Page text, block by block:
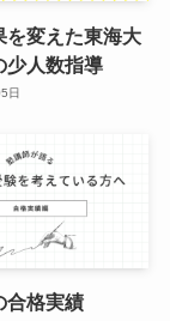
を変えた東海大
少人数指導
日
合格実績